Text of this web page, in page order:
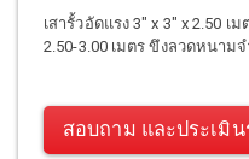
เสารั้วอัดแรง 3" x 3" x 2.50 เ
2.50-3.00 เมตร ขึงลวดหนาม
สอบถาม และประเมิน